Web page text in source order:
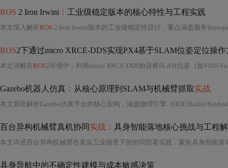
ROS 2 Iron Irwini ： 工业级稳定版本的核心特性与工程实践
本文深入解析ROS 2 Iron Irwini版本的工业级稳定性设计，重点涵盖服务
ROS2下通过micro XRCE-DDS实现PX4基于SLAM位姿定位操
本文详解在ROS2环境中，利用micro XRCE-DDS协议将SLAM位姿（如VINS-
Gazebo机器人仿真 ： 从核心原理到SLAM与机械臂抓取实战
本文系统解析Gazebo仿真平台的核心架构，涵盖物理引擎（ODE/Bullet/
百台异构机械臂真机协同 实战： 具身智能落地核心挑战与工程
本文详述百台异构机械臂在真实工业场景下的协同部署实践，聚焦具身智能落
具身导航中的不确定性建模与成本敏感决策